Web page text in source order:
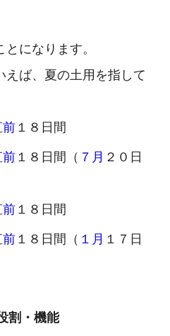
になります。
えば、夏の土用を指して
前１８日間
前１８日間（ ７月 ２０日
前１８日間
前１８日間（ １月 １７日
割・機能